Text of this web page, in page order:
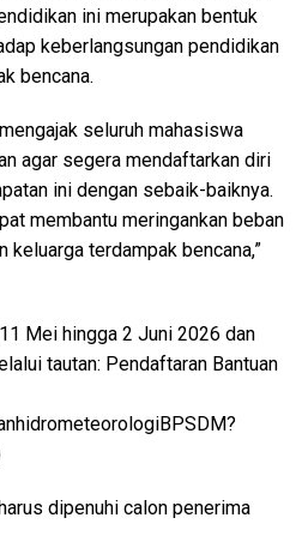
ini merupakan bentuk
keberlangsungan pendidikan
bencana.
seluruh mahasiswa
agar segera mendaftarkan diri
ini dengan sebaik-baiknya.
membantu meringankan beban
terdampak bencana,”
Mei hingga 2 Juni 2026 dan
tautan: Pendaftaran Bantuan
dipenuhi calon penerima